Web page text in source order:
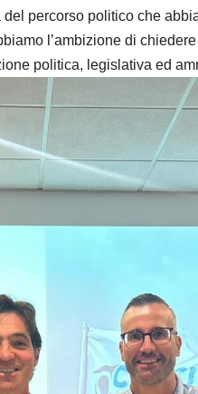
percorso politico che
l’ambizione di
politica, legislativa ed